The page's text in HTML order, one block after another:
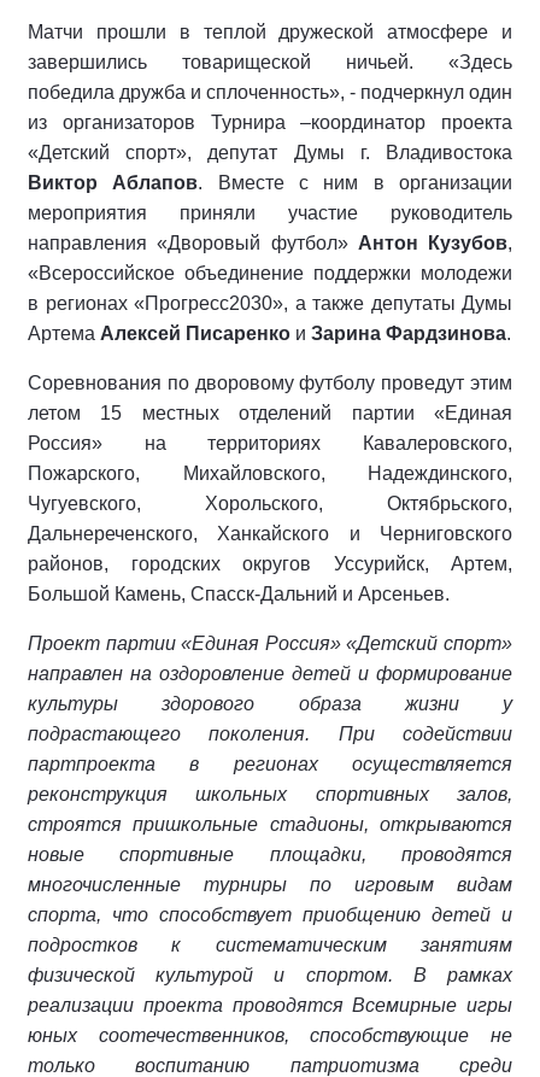
Матчи прошли в теплой дружеской атмосфере и
завершились товарищеской ничьей. «Здесь
победила дружба и сплоченность», - подчеркнул один
из организаторов Турнира –координатор проекта
«Детский спорт», депутат Думы г. Владивостока
Виктор Аблапов. Вместе с ним в организации
мероприятия приняли участие руководитель
направления «Дворовый футбол» Антон Кузубов,
«Всероссийское объединение поддержки молодежи
в регионах «Прогресс2030», а также депутаты Думы
Артема Алексей Писаренко и Зарина Фардзинова.
Соревнования по дворовому футболу проведут этим
летом 15 местных отделений партии «Единая
Россия» на территориях Кавалеровского,
Пожарского, Михайловского, Надеждинского,
Чугуевского, Хорольского, Октябрьского,
Дальнереченского, Ханкайского и Черниговского
районов, городских округов Уссурийск, Артем,
Большой Камень, Спасск-Дальний и Арсеньев.
Проект партии «Единая Россия» «Детский спорт»
направлен на оздоровление детей и формирование
культуры здорового образа жизни у
подрастающего поколения. При содействии
партпроекта в регионах осуществляется
реконструкция школьных спортивных залов,
строятся пришкольные стадионы, открываются
новые спортивные площадки, проводятся
многочисленные турниры по игровым видам
спорта, что способствует приобщению детей и
подростков к систематическим занятиям
физической культурой и спортом. В рамках
реализации проекта проводятся Всемирные игры
юных соотечественников, способствующие не
только воспитанию патриотизма среди